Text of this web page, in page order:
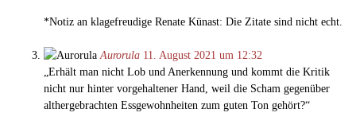
*Notiz an klagefreudige Renate Künast: Die Zitate sind nicht echt.
Aurorula 11. August 2021 um 12:32
„Erhält man nicht Lob und Anerkennung und kommt die Kritik
nicht nur hinter vorgehaltener Hand, weil die Scham gegenüber
althergebrachten Essgewohnheiten zum guten Ton gehört?“